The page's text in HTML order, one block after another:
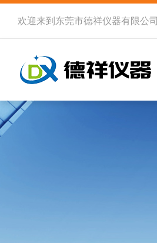
欢迎来到 东莞市德祥仪器有限公司